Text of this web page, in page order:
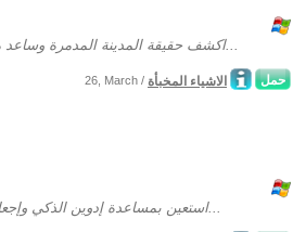
اكشف حقيقة المدينة المدمرة وساعد مونيكا على إكتشاف ما حصل لوالديها في لعبة...
حمل 26, March / الاشياء المخبأة
استعين بمساعدة إدوين الذكي وإجعل الجهاز يعمل مجدداً في لعبة الأشياء المخبأة...